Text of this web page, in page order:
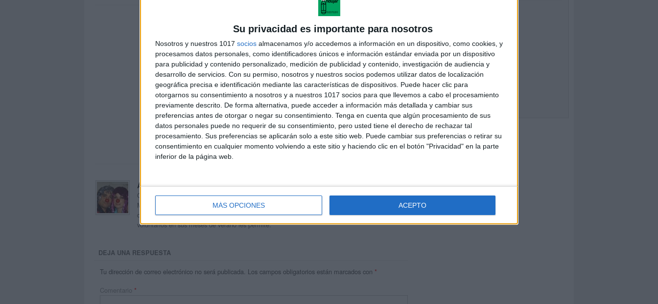
Su privacidad es importante para nosotros
Nosotros y nuestros 1017 socios almacenamos y/o accedemos a información en un dispositivo, como cookies, y
procesamos datos personales, como identificadores únicos e información estándar enviada por un dispositivo
para publicidad y contenido personalizado, medición de publicidad y contenido, investigación de audiencia y
desarrollo de servicios. Con su permiso, nosotros y nuestros socios podemos utilizar datos de localización
geográfica precisa e identificación mediante las características de dispositivos. Puede hacer clic para
otorgarnos su consentimiento a nosotros y a nuestros 1017 socios para que llevemos a cabo el procesamiento
previamente descrito. De forma alternativa, puede acceder a información más detallada y cambiar sus
preferencias antes de otorgar o negar su consentimiento. Tenga en cuenta que algún procesamiento de sus
datos personales puede no requerir de su consentimiento, pero usted tiene el derecho de rechazar tal
procesamiento. Sus preferencias se aplicarán solo a este sitio web. Puede cambiar sus preferencias o retirar su
consentimiento en cualquier momento volviendo a este sitio y haciendo clic en el botón "Privacidad" en la parte
inferior de la página web.
MÁS OPCIONES ACEPTO
Acerca de orientacionandujar
Orientación Andújar no es solo un blog, es la apuesta personal de dos profesores Ginés y
Maribel, que además de ser pareja, son los encargados de los contenidos que encontramos
dentro del blog y en el cual, vuelcan la mayor parte del tiempo, que sus tareas como docentes, y
voluntarios en sus meses de verano les permite.
DEJA UNA RESPUESTA
Tu dirección de correo electrónico no será publicada. Los campos obligatorios están marcados con *
Comentario *